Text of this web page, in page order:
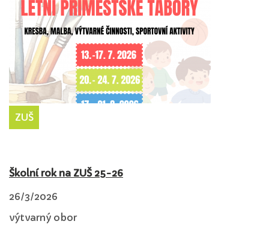
ZUŠ
Školní rok na ZUŠ 25-26
26/3/2026
výtvarný obor